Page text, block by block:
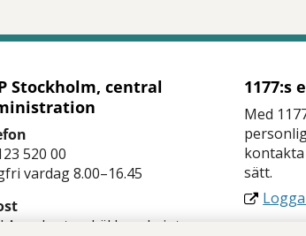
Stockholm, central
520 00
vardag 8.00–16.45
Av sekretesskäl kan du inte
1177:s
Med
sätt.